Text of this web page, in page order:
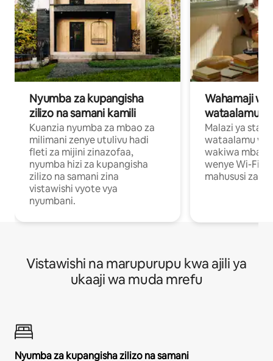
Nyumba za kupangisha
zilizo na samani kamili
Kuanzia nyumba za mbao za
milimani zenye utulivu hadi
fleti za mijini zinazofaa,
nyumba hizi za kupangisha
zilizo na samani zina
vistawishi vyote vya
nyumbani.
Wahamaji
wataalamu
Malazi ya
wataalamu
wakiwa mbali
wenye Wi-Fi
mahususi za
Vistawishi na marupurupu kwa ajili ya
ukaaji wa muda mrefu
Nyumba za kupangisha zilizo na samani